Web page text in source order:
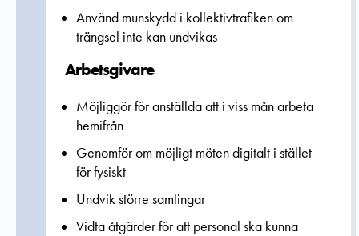
Använd munskydd i kollektivtrafiken om
trängsel inte kan undvikas
Arbetsgivare
Möjliggör för anställda att i viss mån arbeta
hemifrån
Genomför om möjligt möten digitalt i stället
för fysiskt
Undvik större samlingar
Vidta åtgärder för att personal ska kunna